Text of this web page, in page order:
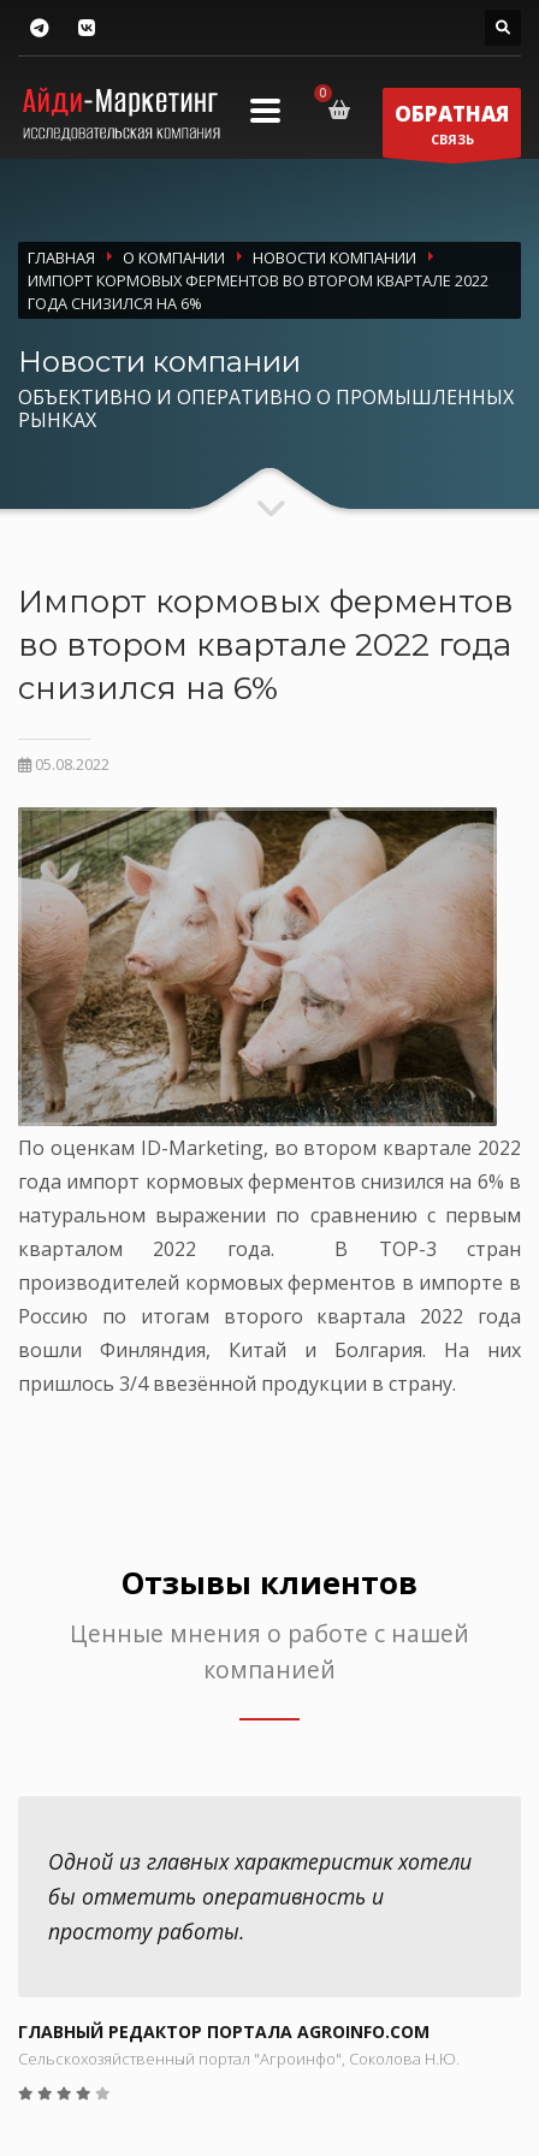
ОБРАТНАЯ
СВЯЗЬ
ГЛАВНАЯ О КОМПАНИИ
НОВОСТИ КОМПАНИИ
ИМПОРТ КОРМОВЫХ ФЕРМЕНТОВ ВО ВТОРОМ КВАРТАЛЕ 2022
ГОДА СНИЗИЛСЯ НА 6%
Новости компании
ОБЪЕКТИВНО И ОПЕРАТИВНО О ПРОМЫШЛЕННЫХ
РЫНКАХ
Импорт кормовых ферментов
во втором квартале 2022 года
снизился на 6%
05.08.2022
По оценкам ID-Marketing, во втором квартале 2022
года импорт кормовых ферментов снизился на 6% в
натуральном выражении по сравнению с первым
кварталом 2022 года. В ТОР-3 стран
производителей кормовых ферментов в импорте в
Россию по итогам второго квартала 2022 года
вошли Финляндия, Китай и Болгария. На них
пришлось 3/4 ввезённой продукции в страну.
Отзывы клиентов
Ценные мнения о работе с нашей
компанией
Одной из главных характеристик хотели
бы отметить оперативность и
простоту работы.
ГЛАВНЫЙ РЕДАКТОР ПОРТАЛА AGROINFO.COM
Сельскохозяйственный портал "Агроинфо", Соколова Н.Ю.